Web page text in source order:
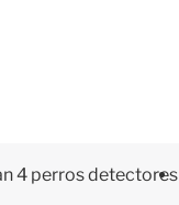
4 perros detectores